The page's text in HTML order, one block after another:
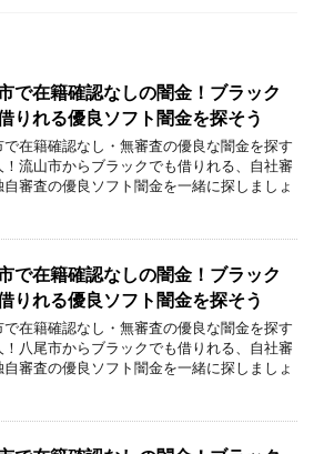
で在籍確認なしの闇金！ブラック
りれる優良ソフト闇金を探そう
で在籍確認なし・無審査の優良な闇金を探す
！流山市からブラックでも借りれる、自社審
自審査の優良ソフト闇金を一緒に探しましょ
で在籍確認なしの闇金！ブラック
りれる優良ソフト闇金を探そう
で在籍確認なし・無審査の優良な闇金を探す
！八尾市からブラックでも借りれる、自社審
自審査の優良ソフト闇金を一緒に探しましょ